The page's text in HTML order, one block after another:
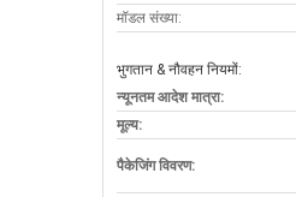
मॉडल संख्या:
भुगतान & नौवहन नियमों:
न्यूनतम आदेश मात्रा:
मूल्य:
पैकेजिंग विवरण: